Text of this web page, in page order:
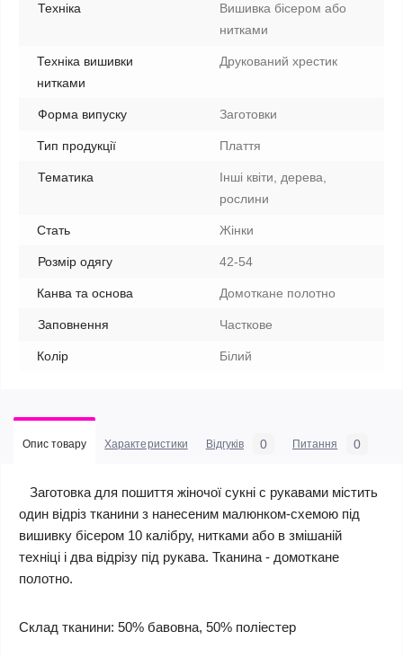
Техніка
Вишивка бісером або
нитками
Техніка вишивки
нитками
Друкований хрестик
Форма випуску Заготовки
Тип продукції Плаття
Тематика
Інші квіти, дерева,
рослини
Стать Жінки
Розмір одягу 42-54
Канва та основа Домоткане полотно
Заповнення Часткове
Колір Білий
Опис товару Характеристики Відгуків 0 Питання 0
Заготовка для пошиття жіночої сукні c рукавами містить
один відріз тканини з нанесеним малюнком-схемою під
вишивку бісером 10 калібру, нитками або в змішаній
техніці і два відрізу під рукава. Тканина - домоткане
полотно.
Склад тканини: 50% бавовна, 50% поліестер